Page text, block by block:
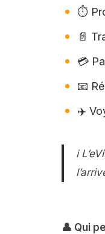
⏱️
📄
💳
📧
✈️
ℹ️
👤 Qui